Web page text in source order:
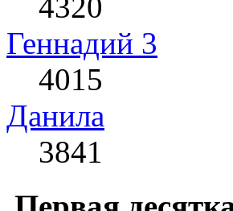
4320
Геннадий 3
4015
Данила
3841